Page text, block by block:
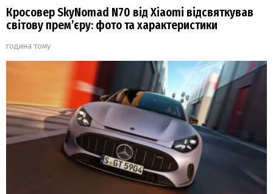
Кросовер SkyNomad N70 від Xiaomi відсвяткував
світову прем’єру: фото та характеристики
година тому